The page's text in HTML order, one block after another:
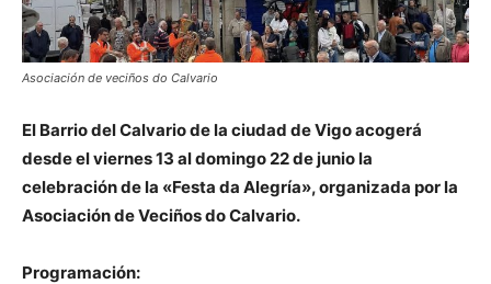
Asociación de veciños do Calvario
El Barrio del Calvario de la ciudad de Vigo acogerá
desde el viernes 13 al domingo 22 de junio la
celebración de la «Festa da Alegría», organizada por la
Asociación de Veciños do Calvario.
Programación: